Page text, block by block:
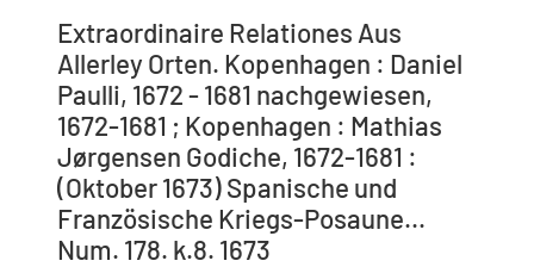
Extraordinaire Relationes Aus
Allerley Orten. Kopenhagen : Daniel
Paulli, 1672 - 1681 nachgewiesen,
1672-1681 ; Kopenhagen : Mathias
Jørgensen Godiche, 1672-1681 :
(Oktober 1673) Spanische und
Französische Kriegs-Posaune...
Num. 178. k.8. 1673